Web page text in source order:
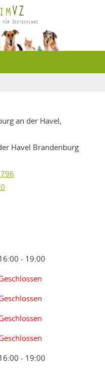
an der Havel,
Havel Brandenburg
- 19:00
- 19:00